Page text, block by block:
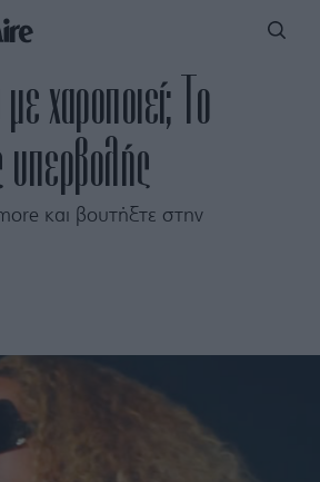
χαροποιεί; Το
υπερβολής
και βουτήξτε στην